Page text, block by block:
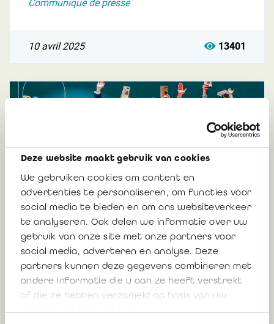
Deze website maakt gebruik van cookies
We gebruiken cookies om content en
advertenties te personaliseren, om functies voor
social media te bieden en om ons websiteverkeer
te analyseren. Ook delen we informatie over uw
gebruik van onze site met onze partners voor
social media, adverteren en analyse. Deze
partners kunnen deze gegevens combineren met
andere informatie die u aan ze heeft verstrekt
of die ze hebben verzameld op basis van uw
Communiqué de presse
10 avril 2025 13401
What’s Cooking, Desmedt Labels, Elia,
LCL, Luminus et Vandemoortele sont les
gagnants des Belgian Awards for
Sustainability Reports
19 novembre 2024 11478